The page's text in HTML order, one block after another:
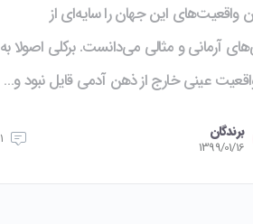
واقعیت‌های این جهان را سایه‌ای از
آرمانی و مثالی می‌دانست. برکلی اصولا به
عینی خارج از ذهن آدمی قایل نبود و…
برندگان
1399/01/16
1